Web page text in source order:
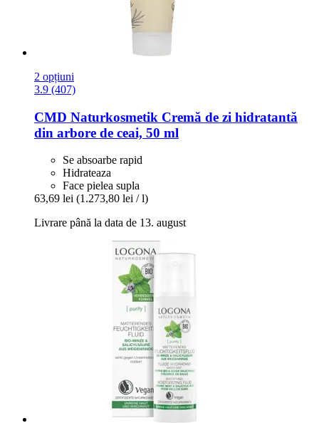
2 opțiuni
3.9 (407)
CMD Naturkosmetik Cremă de zi hidratantă
din arbore de ceai, 50 ml
Se absoarbe rapid
Hidrateaza
Face pielea supla
63,69 lei (1.273,80 lei / l)
Livrare până la data de 13. august